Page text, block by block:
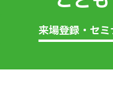
来場登録・セミ